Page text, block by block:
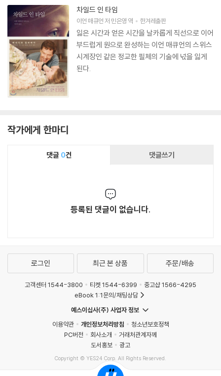
두고 비슷한 주제의 문학을 경유하고 같은 종류의
여러 영화를 우회하고 때론 노래 가사를 가져오기
도 하면서 현실에 지친 독자의 마른 혈관에 피를
돌게 할 위로와 위안의 링거를 제공한다. 실제 성
격도 글과 다르지 않아 나는 곧잘 그에게 사적인
얘기를 털어놓고는 했다. 눈높이 맞춰 들어 주고,
차일드 인 타임
이언 매큐언저 민은영 역 한겨레출판
잃은 시간과 얻은 시간을 날카롭게 직선으로 이어
부드럽게 원으로 완성하는 이언 매큐언의 스위스
시계장인 같은 정교한 필체의 기술에 넋을 잃게
된다.
작가에게 한마디
댓글 0건 댓글쓰기
등록된 댓글이 없습니다.
로그인 최근 본 상품 주문/배송
고객센터 1544-3800 티켓 1544-6399
중고샵 1566-4295
eBook 1:1문의/채팅상담
예스이십사(주) 사업자 정보
이용약관
개인정보처리방침
청소년보호정책
PC버전
회사소개
거래처관계자께
도서홍보
광고
Copyright © YES24 Corp. All Rights Reserved.